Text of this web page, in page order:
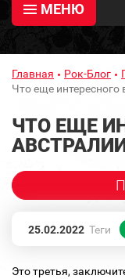
МЕНЮ
Главная Рок-Блог
Что еще интересного
ЧТО ЕЩЕ
25.02.2022 Теги
Это третья,